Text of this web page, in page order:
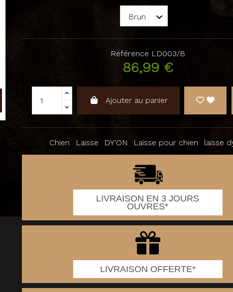
Référence LD003/B
86,99 €
Ajouter au panier
Chien Laisse DY'ON Laisse pour chien laisse
LIVRAISON EN 3 JOURS
OUVRES*
LIVRAISON OFFERTE*